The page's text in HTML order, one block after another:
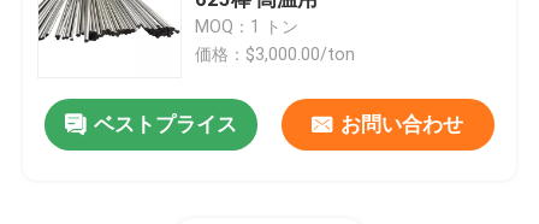
ステンレス鋼の管
MOQ：1 トン
価格：$3,000.00/ton
ベストプライス お問い合わせ